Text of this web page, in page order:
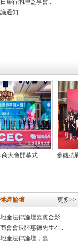
舉行的理監事會..
通知
商大會開幕式 參觀抗
地產論壇 更多>>
產法律論壇嘉賓合影
會會長陸惠德先生在..
產法律論壇，嘉..